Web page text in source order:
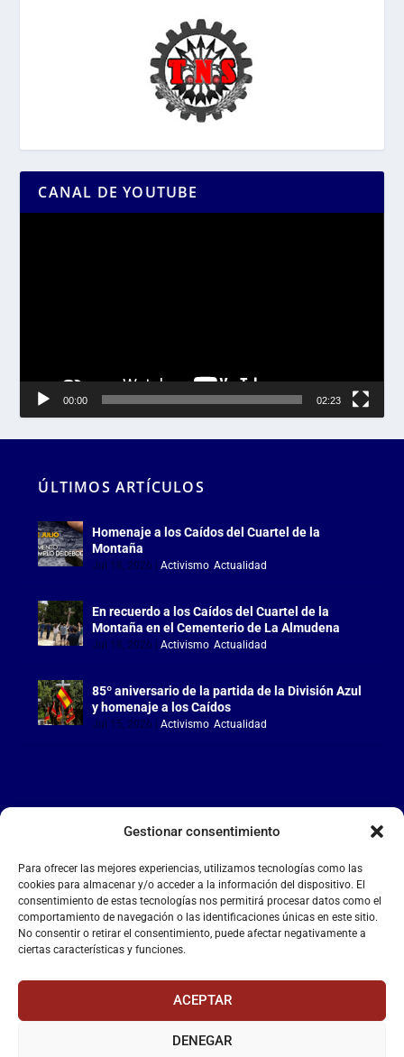
Gestionar consentimiento
Para ofrecer las mejores experiencias, utilizamos tecnologías como las
cookies para almacenar y/o acceder a la información del dispositivo. El
consentimiento de estas tecnologías nos permitirá procesar datos como el
comportamiento de navegación o las identificaciones únicas en este sitio.
No consentir o retirar el consentimiento, puede afectar negativamente a
ciertas características y funciones.
ACEPTAR
DENEGAR
CANAL DE YOUTUBE
00:00 02:23
ÚLTIMOS ARTÍCULOS
Homenaje a los Caídos del Cuartel de la
Montaña
Jul 18, 2026 |Activismo ,Actualidad
En recuerdo a los Caídos del Cuartel de la
Montaña en el Cementerio de La Almudena
Jul 18, 2026 |Activismo ,Actualidad
85º aniversario de la partida de la División Azul
y homenaje a los Caídos
Jul 15, 2026 |Activismo ,Actualidad
LA FALANGE
Reproductor
de
vídeo